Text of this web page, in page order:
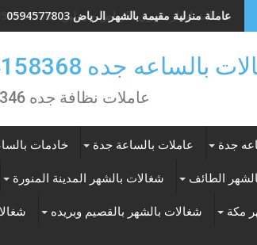
عاملة منزلية مقيمة بالشهر الرياض 0594577803
شغالات ايجار شهري بالرياض حى لبن 0594577803
جده 0594158368- 0581440346
عاملات نظافة جده 0581440346
جدة عاملات بالساعة جدة خادمات
الطائف شغالات بالشهر المدينة المنورة
مكة شغالات بالشهر بالقصيم وبريده